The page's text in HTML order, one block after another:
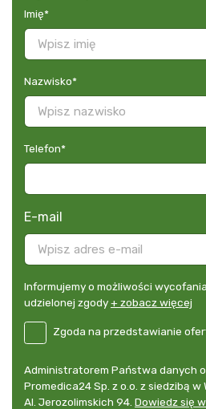
Imię*
Nazwisko*
Telefon*
E-mail
Informujemy
o
wycofania
dowolnym
momencie
udzielonej
Informujemy o możliwości
udzielonej zgody+ zobacz więcej
PL
przedstawianie
Zgoda na przedstawianie
Administrator
danych
osobowych
Administratorem Państwa danych
Promedica24 Sp. z o.o. z siedzibą
Al. Jerozolimskich 94. Dowiedz się